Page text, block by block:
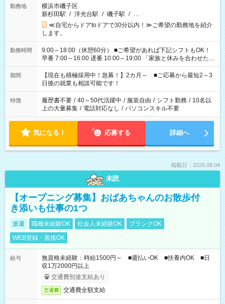
勤務地
横浜市磯子区
新杉田駅 / 洋光台駅 / 磯子駅 / …
≪自宅からドアtoドアで30分以内！≫ご希望の勤務地を紹介
します。
勤務時間
9:00～18:00（休憩60分） ■ご希望があれば下記シフトもOK！
早番 7:00～16:00 遅番 10:00～19:00 「家族と休みを合わせた
い」 「余裕を持って夕飯の準備がしたい」 「できれば残業はし
たくない」 など、ご希望を教えてくださいね。 ※Wワーク希望
の方へ 今ご覧のお仕事で希望する勤務時間と、もう1つのお仕事
の勤務時間。 合計で週40時間を超える場合は応募できません。
期間
【現在も積極採用中！急募！】2カ月～ ■ご応募から最短2～3
日後の就業も相談可能です！
特徴 履歴書不要 / 40～50代活躍中 / 服装自由 / シフト勤務 / 10名以
上の大量募集 / 電話対応なし / パソコンスキル不要
気になる！ 応募する 詳細へ
掲載日：2026.08.04
未読
【オープニング募集】おばあちゃんのお散歩付
き添いも仕事の1つ
派遣 職種未経験OK 社会人未経験OK
ブランクOK
WEB登録・面接OK
給与
無資格未経験：時給1500円～ ■週払いOK ■扶養内OK ■日
収1万2000円以上
交通費別途支給あり
交通費 交通費全額支給